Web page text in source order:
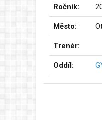
Ročník:
Město:
Trenér:
Oddíl: